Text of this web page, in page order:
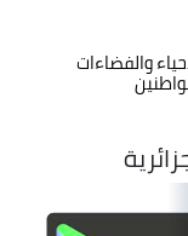
والفضاءات